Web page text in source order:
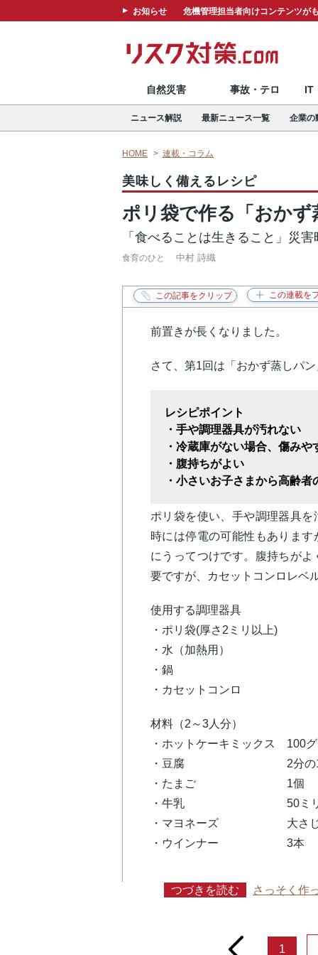
お知らせ 危機管理担当者向けコンテンツが
自然災害 事故・テロ IT
ニュース解説 最新ニュース一覧 企業の
HOME 連載・コラム
美味しく備えるレシピ
ポリ袋で作る「おかず
「食べることは生きること」災
食育のひと 中村 詩織
前置きが長くなりました。
さて、第1回は「おかず蒸しパン
レシピポイント
・手や調理器具が汚れない
・冷蔵庫がない場合、傷み
・腹持ちがよい
・小さいお子さまから高齢
ポリ袋を使い、手や調理器具
時には停電の可能性もありま
にうってつけです。腹持ちが
要ですが、カセットコンロレベ
使用する調理器具
・ポリ袋(厚さ2ミリ以上)
・水（加熱用）
・鍋
・カセットコンロ
材料（2～3人分）
・ホットケーキミックス 100グ
・豆腐 2分の1
・たまご 1個
・牛乳 50ミリリ
・マヨネーズ 大さ
・ウインナー 3本
つづきを読む さっそく作
prev 1